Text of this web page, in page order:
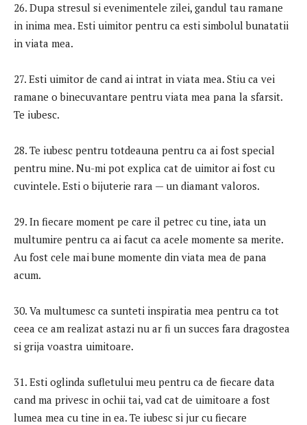
26. Dupa stresul si evenimentele zilei, gandul tau ramane
in inima mea. Esti uimitor pentru ca esti simbolul bunatatii
in viata mea.
27. Esti uimitor de cand ai intrat in viata mea. Stiu ca vei
ramane o binecuvantare pentru viata mea pana la sfarsit.
Te iubesc.
28. Te iubesc pentru totdeauna pentru ca ai fost special
pentru mine. Nu-mi pot explica cat de uimitor ai fost cu
cuvintele. Esti o bijuterie rara — un diamant valoros.
29. In fiecare moment pe care il petrec cu tine, iata un
multumire pentru ca ai facut ca acele momente sa merite.
Au fost cele mai bune momente din viata mea de pana
acum.
30. Va multumesc ca sunteti inspiratia mea pentru ca tot
ceea ce am realizat astazi nu ar fi un succes fara dragostea
si grija voastra uimitoare.
31. Esti oglinda sufletului meu pentru ca de fiecare data
cand ma privesc in ochii tai, vad cat de uimitoare a fost
lumea mea cu tine in ea. Te iubesc si jur cu fiecare